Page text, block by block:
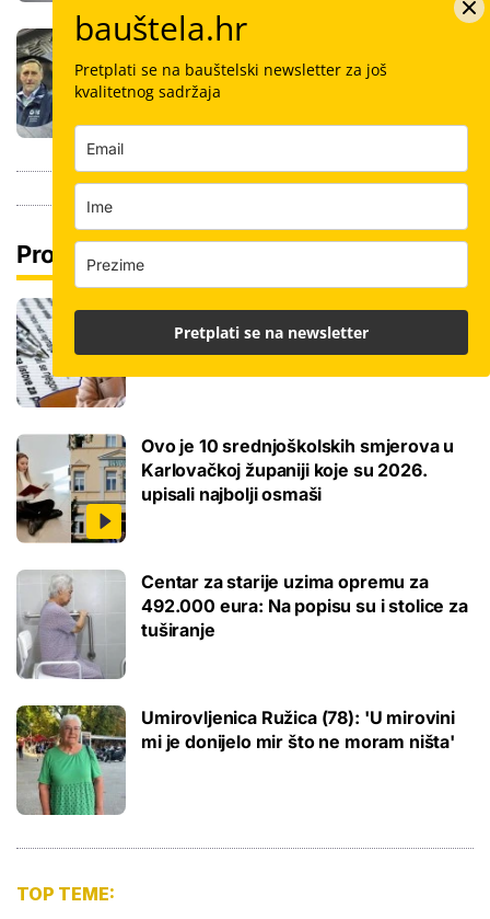
Koliko košta keramičar za kvadrat
pločica: Cijenu određuju površina,
dimenzije keramike, ali i lokacija
Pročitaj još
Ove lektire maturanti se najviše boje, a
samo je jednom bila tema eseja i to na
jesenskom roku
Ovo je 10 srednjoškolskih smjerova u
Karlovačkoj županiji koje su 2026.
upisali najbolji osmaši
Centar za starije uzima opremu za
492.000 eura: Na popisu su i stolice za
tuširanje
Umirovljenica Ružica (78): 'U mirovini
mi je donijelo mir što ne moram ništa'
TOP TEME:
bauštela.hr
Pretplati se na bauštelski newsletter za još
kvalitetnog sadržaja
Pretplati se na newsletter